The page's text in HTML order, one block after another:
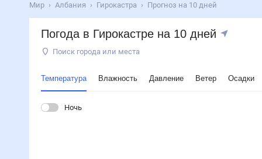
Мир Албания Гирокастра Прогноз на 10 дней
Погода в Гирокастре на 10 дней
Поиск города или места
Температура Влажность Давление Ветер Осадки
Ночь